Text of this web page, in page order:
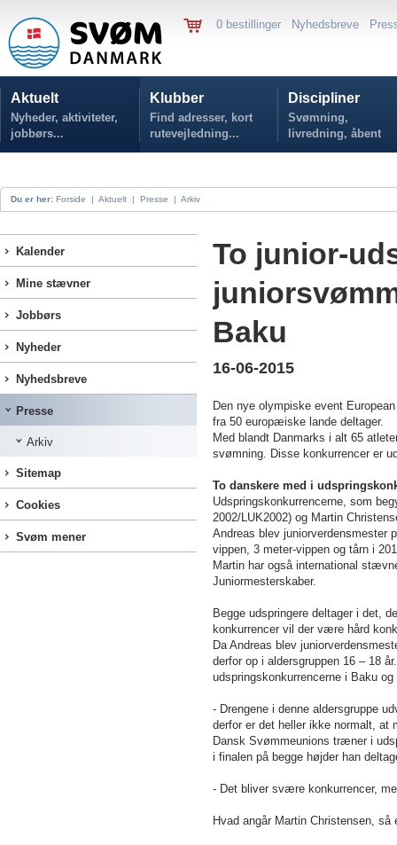
0 bestillinger Nyhedsbreve
Aktuelt
Nyheder, aktiviteter,
jobbørs...
Klubber
Find adresser, kort
rutevejledning...
Discipliner
Svømning,
livredning, åbent
vand...
Du er her: Forside | Aktuelt | Presse | Arkiv
Kalender
Mine stævner
Jobbørs
Nyheder
Nyhedsbreve
Presse
Arkiv
Sitemap
Cookies
Svøm mener
To junior-
Baku
16-06-2015
Den nye olympiske event
fra 50 europæiske lande deltager.
Med blandt Danmarks i alt 65
svømning. Disse konkurrencer er
To danskere med i
Udspringskonkurrencerne, som
2002/LUK2002) og Martin
Andreas blev juniorverdensmester
vippen, 3 meter-vippen og tårn i
Martin har også international
Juniormesterskaber.
Begge udspringere deltager i det,
konkurrencer vil der være hård
Da Andreas blev
derfor op i aldersgruppen 16 – 18
udspringskonkurrencerne i Baku
- Drengene i denne aldersgruppe
derfor er det heller ikke normalt, at
Dansk Svømmeunions træner i
i finalen på begge højder han
- Det bliver svære konkurrencer,
Hvad angår Martin Christensen,